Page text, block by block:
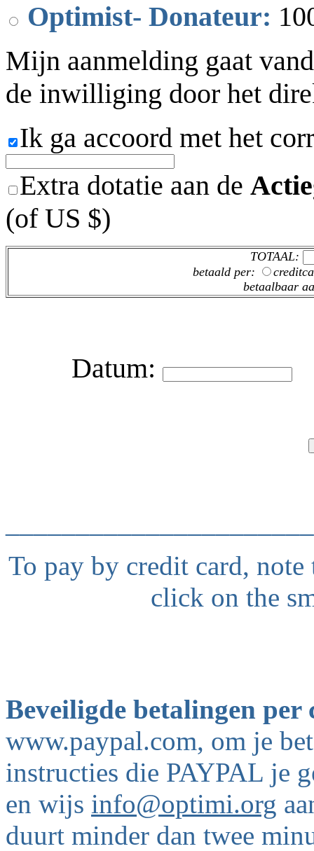
Optimist- Donateur:
Mijn aanmelding gaat
de inwilliging door het
Ik ga accoord met het
Extra dotatie aan de
(of US $)
TOTAAL:
betaald per:
betaalbaar
Datum:
To pay by credit card,
click on the
Beveiligde betalingen
www.paypal.com, om je
instructies die PAYPAL je
en wijs info@optimi.org
duurt minder dan twee